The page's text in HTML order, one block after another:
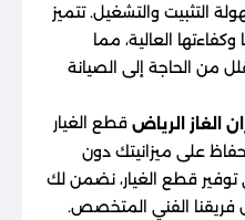
التثبيت والتشغيل. تتميز
وكفاءتها العالية، مما
من الحاجة إلى الصيانة
الغاز الرياض قطع الغيار
على ميزانيتك دون
توفير قطع الغيار، نضمن لك
فريقنا الفني المتخصص.